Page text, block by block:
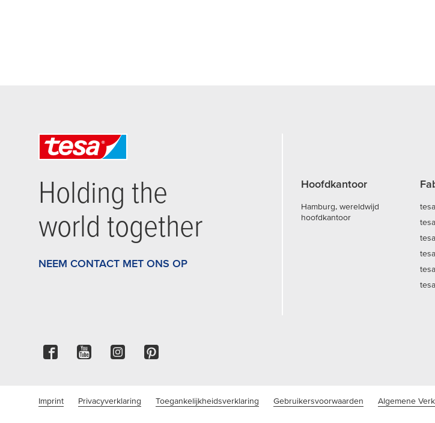
Holding the
world together
NEEM CONTACT MET ONS OP
Hoofdkantoor
Hamburg, wereldwijd
hoofdkantoor
Imprint Privacyverklaring Toegankelijkheidsverklaring Gebruikersvoorwaarden Algemene